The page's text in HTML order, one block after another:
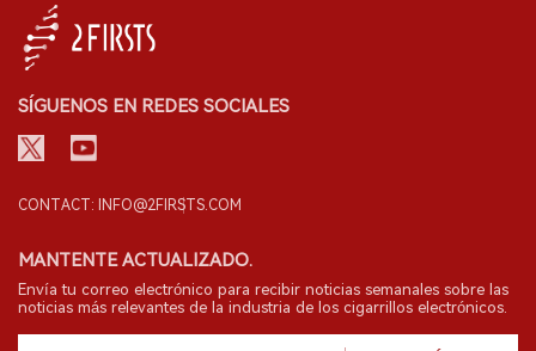
SÍGUENOS EN REDES SOCIALES
CONTACT: INFO@2FIRSTS.COM
MANTENTE ACTUALIZADO.
Envía tu correo electrónico para recibir noticias semanales sobre las
noticias más relevantes de la industria de los cigarrillos electrónicos.